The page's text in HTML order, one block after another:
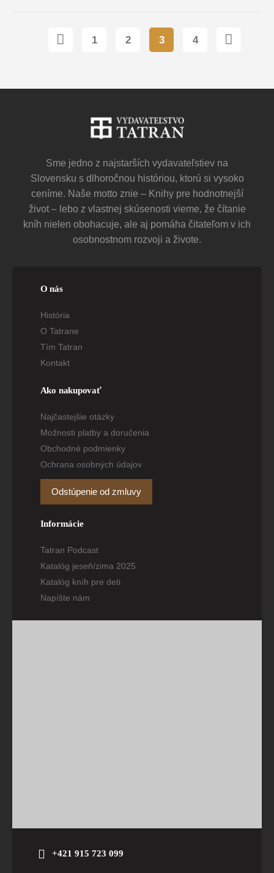
1 2 3 4
Sme jedno z najstarších vydavateľstiev na
Slovensku s dlhoročnou históriou, ktorú si vysoko
ceníme. Naše motto znie – Knihy pre hodnotnejší
život – lebo z vlastnej skúsenosti vieme, že čítanie
kníh nielen obohacuje, ale aj pomáha čitateľom v ich
osobnostnom rozvoji a živote.
O nás
História
O Tatrane
Tím Tatran
Kontakt
Ako nakupovať
Najčastejšie otázky
Možnosti platby a doručenia
Obchodné podmienky
Ochrana osobných údajov
Odstúpenie od zmluvy
Informácie
Tatran Podcast
Katalóg jeseň/zima 2025
Katalóg kníh pre deti
Napíšte nám
+421 915 723 099